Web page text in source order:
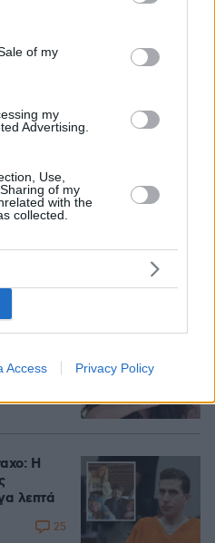
and its third-party tags to
purposes in below Google
of my
my
Advertising.
Use,
of my
with the
collected.
Access Privacy Policy
Loaded
100.00%
Σαρακήνικο για να
του, δείτε βίντεο
Η
λεπτά
25